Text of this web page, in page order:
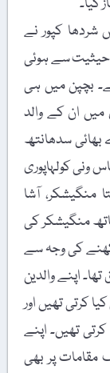
شردھا کپور نے
حیثیت سے ہوئی
بچپن میں ہی
ان کے والد
بھائی سدھانتھ
ونی کولہاپوری
منگیشکر، آشا
منگیشکر کی
کی وجہ سے
اپنے والدین
کرتی تھیں اور
تھیں۔ اپنے
پر بھی